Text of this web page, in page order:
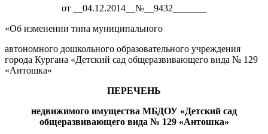
от __04.12.2014__№__9432_______
«Об изменении типа муниципального
автономного дошкольного образовательного учреждения
города Кургана «Детский сад общеразвивающего вида № 129
«Антошка»
ПЕРЕЧЕНЬ
недвижимого имущества МБДОУ «Детский сад
общеразвивающего вида № 129 «Антошка»